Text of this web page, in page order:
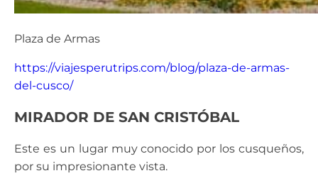
Plaza de Armas
https://viajesperutrips.com/blog/plaza-de-armas-
del-cusco/
MIRADOR DE SAN CRISTÓBAL
Este es un lugar muy conocido por los cusqueños,
por su impresionante vista.